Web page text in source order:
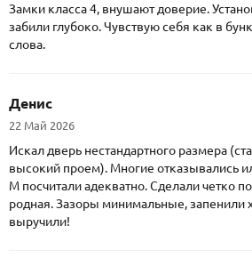
Замки класса 4, внушают доверие.
забили глубоко. Чувствую себя как в
слова.
Денис
22 Май 2026
Искал дверь нестандартного размера
высокий проем). Многие отказывались
М посчитали адекватно. Сделали четко
родная. Зазоры минимальные, запенили
выручили!